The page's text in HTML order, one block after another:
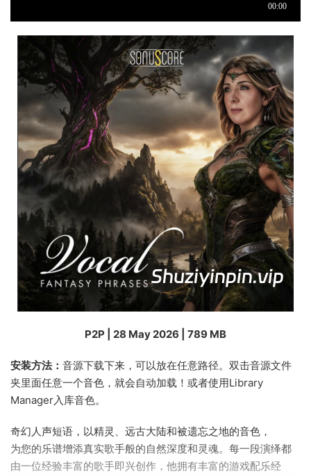
P2P | 28 May 2026 | 789 MB
安装方法： 音源下载下来，可以放在任意路径。双击音源文件
夹里面任意一个音色，就会自动加载！或者使用Library
Manager入库音色。
奇幻人声短语，以精灵、远古大陆和被遗忘之地的音色，
为您的乐谱增添真实歌手般的自然深度和灵魂。每一段演绎都
由一位经验丰富的歌手即兴创作，他拥有丰富的游戏配乐经